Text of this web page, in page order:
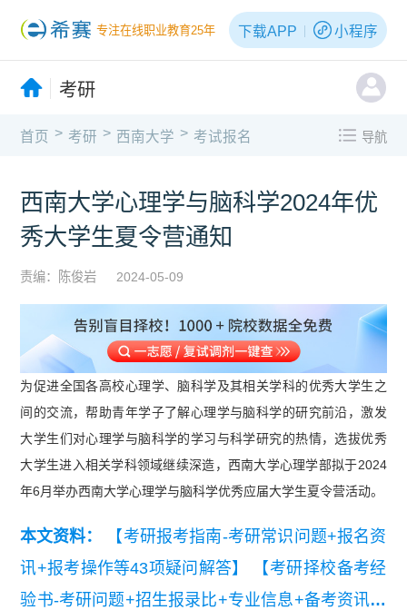
专注在线职业教育25年 下载APP 小程序
考研
首页 > 考研 > 西南大学 > 考试报名 导航
西南大学心理学与脑科学2024年优
秀大学生夏令营通知
责编：陈俊岩 2024-05-09
为促进全国各高校心理学、脑科学及其相关学科的优秀大学生之
间的交流，帮助青年学子了解心理学与脑科学的研究前沿，激发
大学生们对心理学与脑科学的学习与科学研究的热情，选拔优秀
大学生进入相关学科领域继续深造，西南大学心理学部拟于2024
年6月举办西南大学心理学与脑科学优秀应届大学生夏令营活动。
本文资料：
【考研报考指南-考研常识问题+报名资
讯+报考操作等43项疑问解答】
【考研择校备考经
验书-考研问题+招生报录比+专业信息+备考资讯等